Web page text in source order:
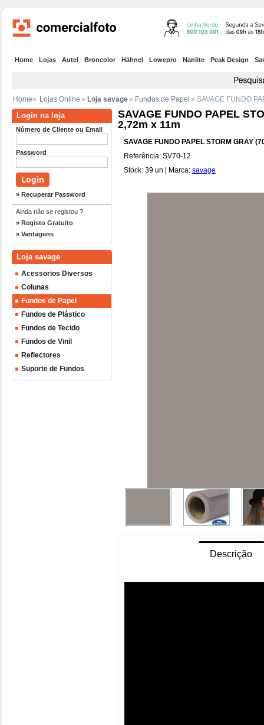
Home Lojas Autel Broncolor Hähnel Lowepro Nanlite Peak Design
Home» Lojas Online » Loja savage» Fundos de Papel » SAVAGE FUNDO
Login na loja
Número de Cliente ou Email
Password
» Recuperar Password
Ainda não se registou ?
» Registo Gratuito
» Vantagens
Loja savage
Acessorios Diversos
Colunas
Fundos de Papel
Fundos de Plástico
Fundos de Tecido
Fundos de Vinil
Reflectores
Suporte de Fundos
SAVAGE FUNDO PAPEL
2,72m x 11m
SAVAGE FUNDO PAPEL STORM GRAY
Referência: SV70-12
Stock: 39 un | Marca: savage
Descrição